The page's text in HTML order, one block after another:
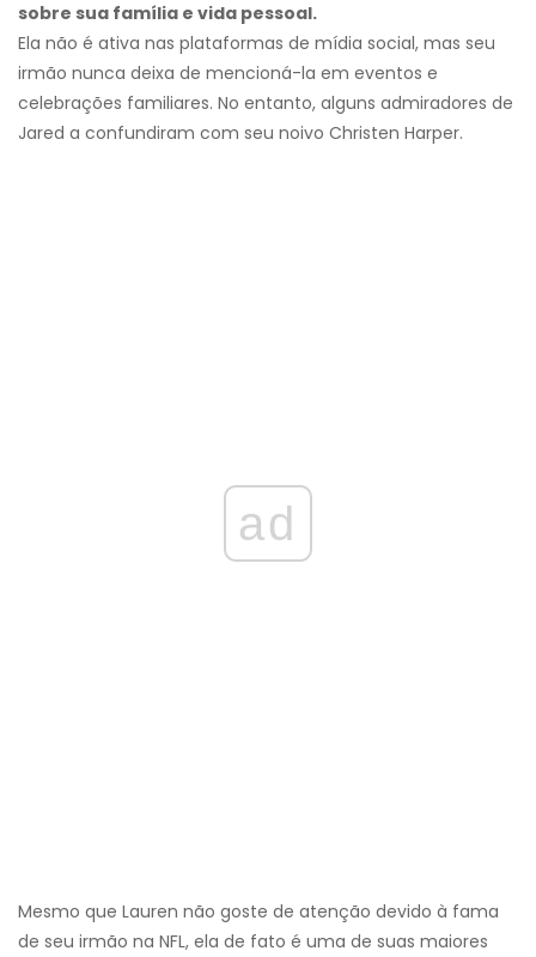
sobre sua família e vida pessoal.
Ela não é ativa nas plataformas de mídia social, mas seu
irmão nunca deixa de mencioná-la em eventos e
celebrações familiares. No entanto, alguns admiradores de
Jared a confundiram com seu noivo Christen Harper.
ad
Mesmo que Lauren não goste de atenção devido à fama
de seu irmão na NFL, ela de fato é uma de suas maiores